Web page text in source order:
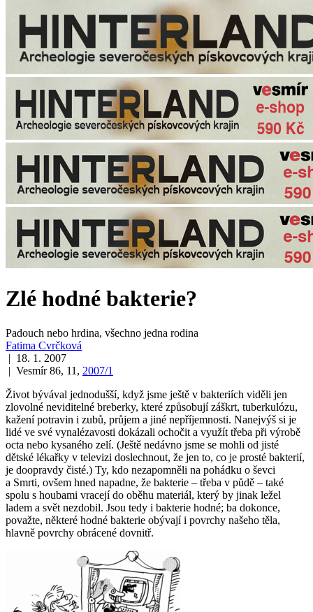
Zlé hodné bakterie?
Padouch nebo hrdina, všechno jedna rodina
Fatima Cvrčková
| 18. 1. 2007
| Vesmír 86, 11, 2007/1
Život bývával jednodušší, když jsme ještě v bakteriích viděli jen
zlovolné neviditelné breberky, které způsobují záškrt, tuberkulózu,
kažení potravin i zubů, průjem a jiné nepříjemnosti. Nanejvýš si je
lidé ve své vynalézavosti dokázali ochočit a využít třeba při výrobě
octa nebo kysaného zelí. (Ještě nedávno jsme se mohli od jisté
dětské lékařky v televizi doslechnout, že jen to, co je prosté bakterií,
je doopravdy čisté.) Ty, kdo nezapomněli na pohádku o ševci
a Smrti, ovšem hned napadne, že bakterie – třeba v půdě – také
spolu s houbami vracejí do oběhu materiál, který by jinak ležel
ladem a svět nezdobil. Jsou tedy i bakterie hodné; ba dokonce,
považte, některé hodné bakterie obývají i povrchy našeho těla,
hlavně povrchy obrácené dovnitř.